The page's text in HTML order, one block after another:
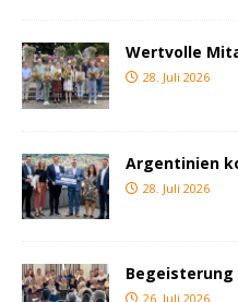
Wertvolle
28. Juli 2026
Argentinien
28. Juli 2026
26. Juli 2026